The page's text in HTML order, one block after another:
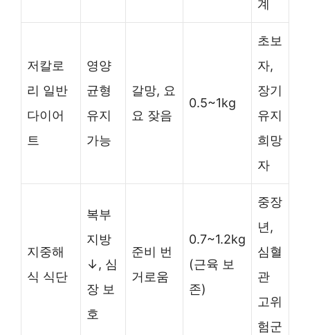
계
저칼로
리 일반
다이어
트
영양
균형
유지
가능
갈망, 요
요 잦음
0.5~1kg
초보
자,
장기
유지
희망
자
지중해
식 식단
복부
지방
↓, 심
장 보
호
준비 번
거로움
0.7~1.2kg
(근육 보
존)
중장
년,
심혈
관
고위
험군